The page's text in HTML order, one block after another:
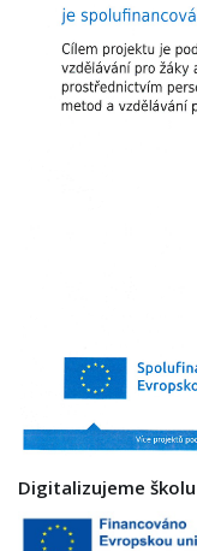
Digitalizujeme školu